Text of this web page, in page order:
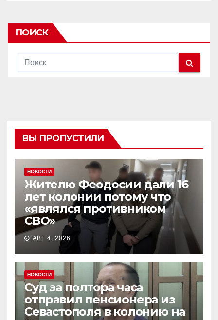
ПОИСК
ВЫ ПРОПУСТИЛИ
НОВОСТИ
Жителю Феодосии дали 16
лет колонии потому что
«являлся противником
СВО»
АВГ 4, 2026
НОВОСТИ
Суд за полтора часа
отправил пенсионера из
Севастополя в колонию на